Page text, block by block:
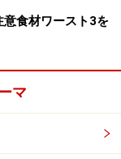
期～少年期
食材ワースト3を
マ